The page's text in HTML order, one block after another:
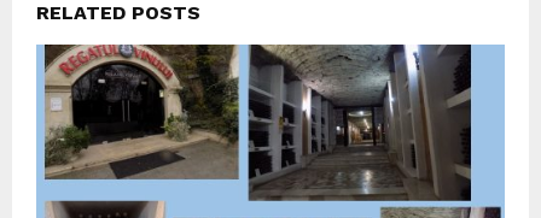
RELATED POSTS